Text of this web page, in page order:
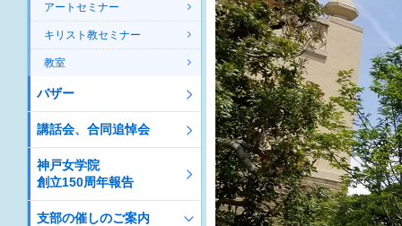
アートセミナー
キリスト教セミナー
教室
バザー
講話会、合同追悼会
神戸女学院
創立150周年報告
支部の催しのご案内